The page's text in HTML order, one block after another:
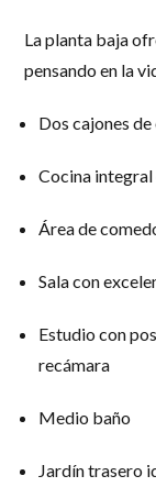
La planta baja
pensando en la
Dos cajones
Cocina integral
Área de
Sala con
Estudio con
recámara
Medio baño
Jardín trasero